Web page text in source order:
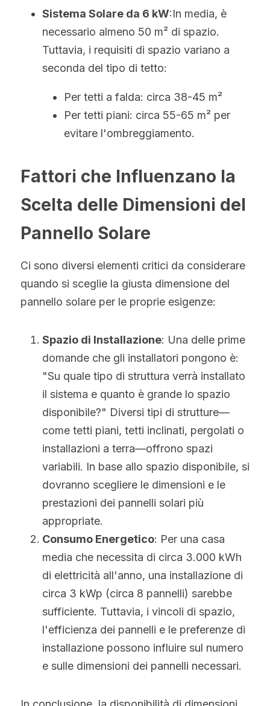
Sistema Solare da 6 kW:In media, è
necessario almeno 50 m² di spazio.
Tuttavia, i requisiti di spazio variano a
seconda del tipo di tetto:
Per tetti a falda: circa 38-45 m²
Per tetti piani: circa 55-65 m² per
evitare l'ombreggiamento.
Fattori che Influenzano la
Scelta delle Dimensioni del
Pannello Solare
Ci sono diversi elementi critici da considerare
quando si sceglie la giusta dimensione del
pannello solare per le proprie esigenze:
Spazio di Installazione: Una delle prime
domande che gli installatori pongono è:
"Su quale tipo di struttura verrà installato
il sistema e quanto è grande lo spazio
disponibile?" Diversi tipi di strutture—
come tetti piani, tetti inclinati, pergolati o
installazioni a terra—offrono spazi
variabili. In base allo spazio disponibile, si
dovranno scegliere le dimensioni e le
prestazioni dei pannelli solari più
appropriate.
Consumo Energetico: Per una casa
media che necessita di circa 3.000 kWh
di elettricità all'anno, una installazione di
circa 3 kWp (circa 8 pannelli) sarebbe
sufficiente. Tuttavia, i vincoli di spazio,
l'efficienza dei pannelli e le preferenze di
installazione possono influire sul numero
e sulle dimensioni dei pannelli necessari.